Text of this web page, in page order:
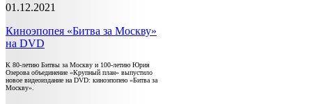
01.12.2021
Киноэпопея «Битва за Москву»
на DVD
К 80-летию Битвы за Москву и 100-летию Юрия
Озерова объединение «Крупный план» выпустило
новое видеоиздание на DVD: киноэпопею «Битва за
Москву».